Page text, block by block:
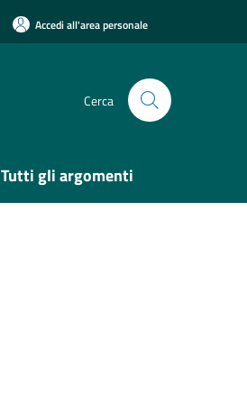
Accedi all'area personale
Cerca
Tutti gli argomenti